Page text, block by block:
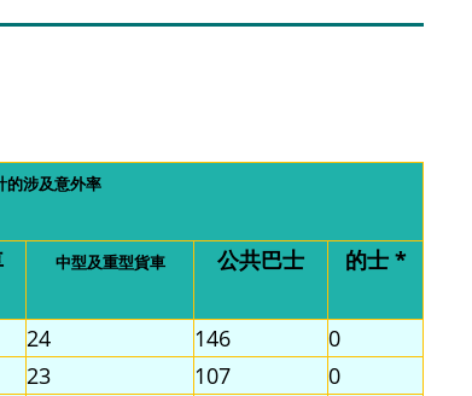
的涉及意外率
中型及重型貨車 公共巴士 的士 *
24 146
0
23 107
0